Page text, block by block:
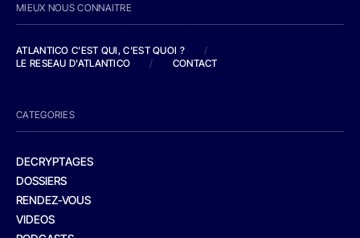
MIEUX NOUS CONNAITRE
ATLANTICO C'EST QUI, C'EST QUOI ?
/
LE RESEAU D'ATLANTICO
/ CONTACT
CATEGORIES
DECRYPTAGES
DOSSIERS
RENDEZ-VOUS
VIDEOS